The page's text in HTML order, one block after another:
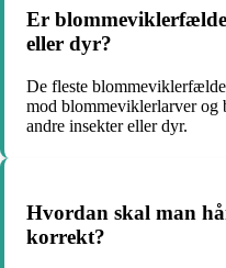
Er
eller dyr?
De fleste
mod blommeviklerlarver og
andre insekter eller dyr.
Hvordan skal man
korrekt?